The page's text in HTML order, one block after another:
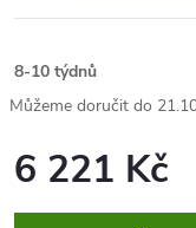
8-10 týdnů
6 221 Kč